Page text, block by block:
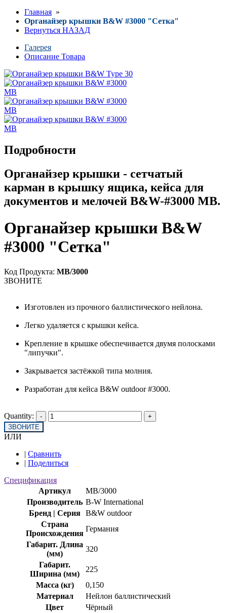
Главная »
Органайзер крышки B&W #3000 "Сетка"
Вернуться НАЗАД
Галерея
Описание Товара
Подробности
Органайзер крышки - сетчатый
карман в крышку ящика, кейса для
документов и мелочей B&W-#3000 MB.
Органайзер крышки B&W
#3000 "Сетка"
Код Продукта: MB/3000
ЗВОНИТЕ
Изготовлен из прочного баллистического нейлона.
Легко удаляется с крышки кейса.
Крепление в крышке обеспечивается двумя полосками
"липучки".
Закрывается застёжкой типа молния.
Разработан для кейса B&W outdoor #3000.
Quantity:
ЗВОНИТЕ
ИЛИ
| Сравнить
| Поделиться
Спецификация
Артикул
MB/3000
Производитель B-W International
Бренд | Серия B&W outdoor
Страна
Происхождения
Германия
Габарит. Длина
(мм)
320
Габарит.
Ширина (мм)
225
Масса (кг)
0,150
Материал
Нейлон баллистический
Цвет
Чёрный